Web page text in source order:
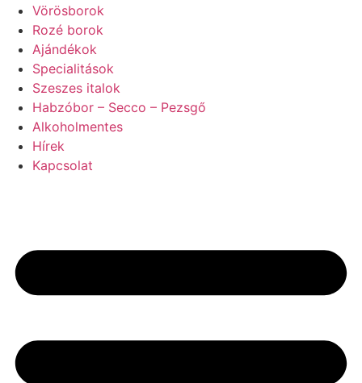
Vörösborok
Rozé borok
Ajándékok
Specialitások
Szeszes italok
Habzóbor – Secco – Pezsgő
Alkoholmentes
Hírek
Kapcsolat